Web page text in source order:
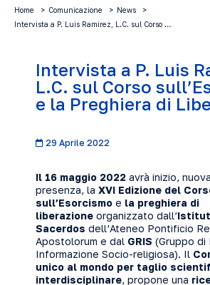
Home Comunicazione
News
Intervista a P. Luis Ramirez, L.C. sul Corso …
Intervista a P. Luis
L.C. sul Corso
e la Preghiera di
29 Aprile 2022
Il 16 maggio 2022 avrà inizio,
presenza, la XVI Edizione del
sull’Esorcismo e la preghiera di
liberazione organizzato dall’
Sacerdos dell’Ateneo Pontificio
Apostolorum e dal GRIS (Gruppo di
Informazione Socio-religiosa). Il
unico al mondo per taglio
interdisciplinare, propone una